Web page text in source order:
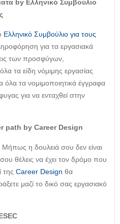
by Ελληνικό Συμβούλιο
Ελληνικό Συμβούλιο για τους
για τα εργασιακά
των προσφύγων,
τα είδη νόμιμης εργασίας
τα νομιμοποιητικά έγγραφα
για να ενταχθεί στην
path by Career Design
Μήπως η δουλειά σου δεν είναι
θέλεις να έχει τον δρόμο που
της Career Design θα
μαζί το δικό σας εργασιακό